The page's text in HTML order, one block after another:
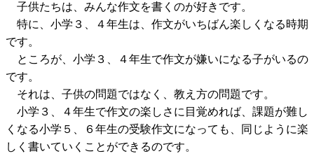
子供たちは、みんな作文を書くのが好きです。
特に、小学３、４年生は、作文がいちばん楽しくなる時期
です。
ところが、小学３、４年生で作文が嫌いになる子がいるの
です。
それは、子供の問題ではなく、教え方の問題です。
小学３、４年生で作文の楽しさに目覚めれば、課題が難し
くなる小学５、６年生の受験作文になっても、同じように楽
しく書いていくことができるのです。